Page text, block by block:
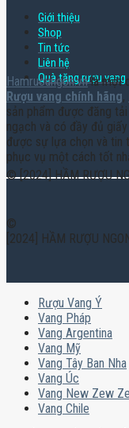
Giới thiệu
Shop
Tin tức
Liên hệ
Quà tặng rượu vang
Hamruoungon.vnlà một
Rượu vang chính hãng,
sản phẩm được đăng
ngạch và có đầy đủ
được sự lựa chọn và tin
phục vụ một cách tốt
© [2024] HẦM RƯỢU
©
[2024] HẦM RƯỢU NGON
Rượu Vang Ý
Vang Pháp
Vang Argentina
Vang Mỹ
Vang Tây Ban Nha
Vang Úc
Vang New Zew
Vang Chile